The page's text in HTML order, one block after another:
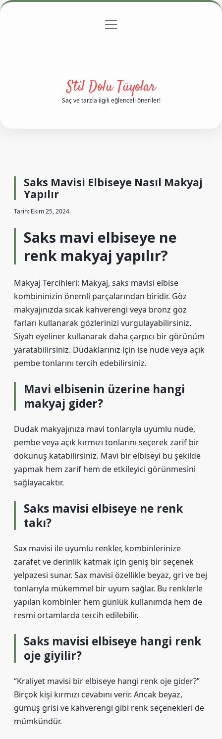
Gizlilik Politikası
menüyü
Stil Dolu Tüyolar
Saç ve tarzla ilgili eğlenceli öneriler!
Saks Mavisi Elbiseye Nasıl Makyaj
Yapılır
Tarih: Ekim 25, 2024
Saks mavi elbiseye ne
renk makyaj yapılır?
Makyaj Tercihleri: Makyaj, saks mavisi elbise
kombininizin önemli parçalarından biridir. Göz
makyajınızda sıcak kahverengi veya bronz göz
farları kullanarak gözlerinizi vurgulayabilirsiniz.
Siyah eyeliner kullanarak daha çarpıcı bir görünüm
yaratabilirsiniz. Dudaklarınız için ise nude veya açık
pembe tonlarını tercih edebilirsiniz.
Mavi elbisenin üzerine hangi
makyaj gider?
Dudak makyajınıza mavi tonlarıyla uyumlu nude,
pembe veya açık kırmızı tonlarını seçerek zarif bir
dokunuş katabilirsiniz. Mavi bir elbiseyi bu şekilde
yapmak hem zarif hem de etkileyici görünmesini
sağlayacaktır.
Saks mavisi elbiseye ne renk
takı?
Sax mavisi ile uyumlu renkler, kombinlerinize
zarafet ve derinlik katmak için geniş bir seçenek
yelpazesi sunar. Sax mavisi özellikle beyaz, gri ve bej
tonlarıyla mükemmel bir uyum sağlar. Bu renklerle
yapılan kombinler hem günlük kullanımda hem de
resmi ortamlarda tercih edilebilir.
Saks mavisi elbiseye hangi renk
oje giyilir?
“Kraliyet mavisi bir elbiseye hangi renk oje gider?”
Birçok kişi kırmızı cevabını verir. Ancak beyaz,
gümüş grisi ve kahverengi gibi renk seçenekleri de
mümkündür.